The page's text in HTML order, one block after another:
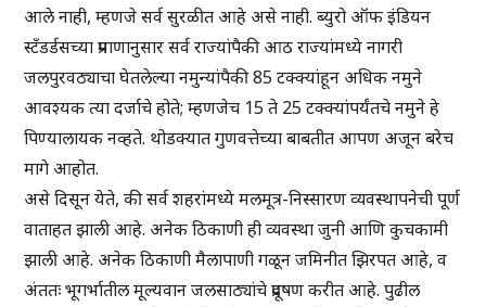
आले नाही, म्हणजे सर्व सुरळीत आहे असे नाही. ब्युरो ऑफ इंडियन
स्टँडर्डसच्या प्रमाणानुसार सर्व राज्यांपैकी आठ राज्यांमध्ये नागरी
जलपुरवठ्याचा घेतलेल्या नमुन्यांपैकी 85 टक्क्यांहून अधिक नमुने
आवश्यक त्या दर्जाचे होते; म्हणजेच 15 ते 25 टक्क्यांपर्यंतचे नमुने हे
पिण्यालायक नव्हते. थोडक्यात गुणवत्तेच्या बाबतीत आपण अजून बरेच
मागे आहोत.
असे दिसून येते, की सर्व शहरांमध्ये मलमूत्र-निस्सारण व्यवस्थापनेची पूर्ण
वाताहत झाली आहे. अनेक ठिकाणी ही व्यवस्था जुनी आणि कुचकामी
झाली आहे. अनेक ठिकाणी मैलापाणी गळून जमिनीत झिरपत आहे, व
अंततः भूगर्भातील मूल्यवान जलसाठ्यांचे प्रदूषण करीत आहे. पुढील